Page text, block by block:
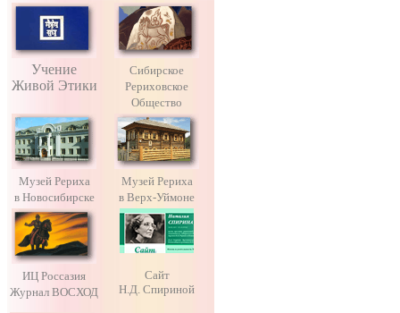
Учение
Живой Этики
Сибирское
Рериховское
Общество
Музей Рериха
в Новосибирске
Музей Рериха
в Верх-Уймоне
ИЦ Россазия
Журнал ВОСХОД
Сайт
Н.Д. Спириной